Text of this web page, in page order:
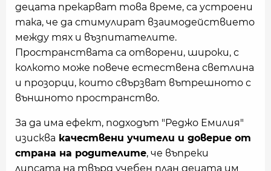
децата прекарват това време, са устроени
така, че да стимулират взаимодействието
между тях и възпитателите.
Пространствата са отворени, широки, с
колкото може повече естествена светлина
и прозорци, които свързват вътрешното с
външното пространство.
За да има ефект, подходът "Реджо Емилия"
изисква качествени учители и доверие от
страна на родителите, че въпреки
липсата на твърд учебен план децата им